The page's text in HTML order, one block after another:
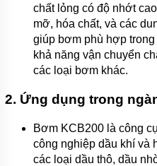
THIỆU
MỚI
chất lỏng có độ nhớt
mỡ, hóa chất, và các
giúp bơm phù hợp
khả năng vận chuyển
các loại bơm khác.
2. Ứng dụng trong
Bơm KCB200 là công
công nghiệp dầu khí và
các loại dầu thô, dầu